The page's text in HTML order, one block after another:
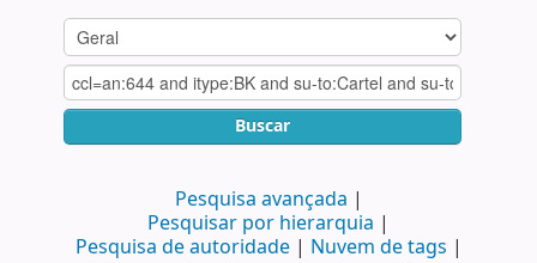
Buscar
Pesquisa avançada
Pesquisar por hierarquia
Pesquisa de autoridade
Nuvem de tags